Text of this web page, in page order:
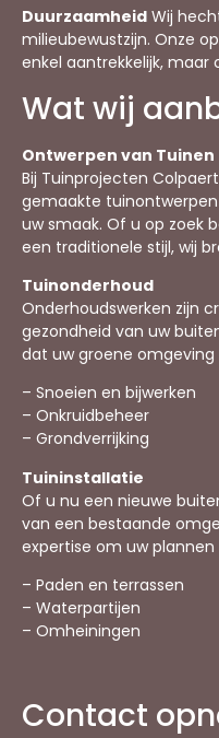
Duurzaamheid Wij
milieubewustzijn. Onze
enkel aantrekkelijk, maar
Wat wij
Ontwerpen van Tuinen
Bij Tuinprojecten
gemaakte
uw smaak. Of u op zoek
een traditionele stijl, wij
Tuinonderhoud
Onderhoudswerken zijn
gezondheid van uw
dat uw groene
– Snoeien en bijwerken
– Onkruidbeheer
– Grondverrijking
Tuininstallatie
Of u nu een nieuwe
van een bestaande
expertise om uw plannen
– Paden en terrassen
– Waterpartijen
– Omheiningen
Contact